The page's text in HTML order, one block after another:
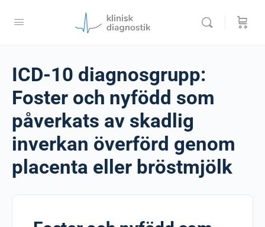
ICD-10 diagnosgrupp:
Foster och nyfödd som
påverkats av skadlig
inverkan överförd genom
placenta eller bröstmjölk